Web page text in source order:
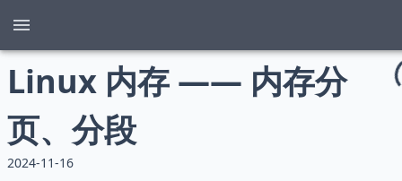
Linux 内存 —— 内存分
页、分段
2024-11-16